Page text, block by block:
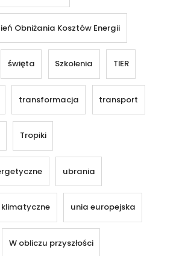
Obniżania Kosztów Energii
święta Szkolenia TIER
transformacja transport
Tropiki
ubrania
unia europejska
W obliczu przyszłości